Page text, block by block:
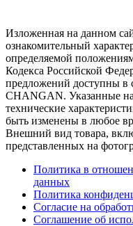
Изложенная на данном
ознакомительный
определяемой
Кодекса Российской
предложений доступны в
CHANGAN. Указанные
технические
быть изменены в любое
Внешний вид товара,
представленных на
Политика в
данных
Политика
Согласие на
Соглашение об